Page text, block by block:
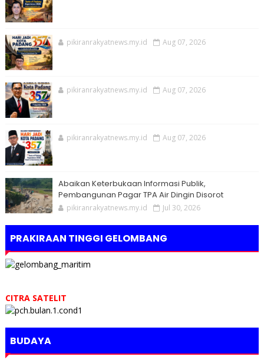
pikiranrakyatnews.my.id Aug 07, 2026
pikiranrakyatnews.my.id Aug 07, 2026
pikiranrakyatnews.my.id Aug 07, 2026
Abaikan Keterbukaan Informasi Publik,
Pembangunan Pagar TPA Air Dingin Disorot
pikiranrakyatnews.my.id Jul 30, 2026
PRAKIRAAN TINGGI GELOMBANG
CITRA SATELIT
BUDAYA